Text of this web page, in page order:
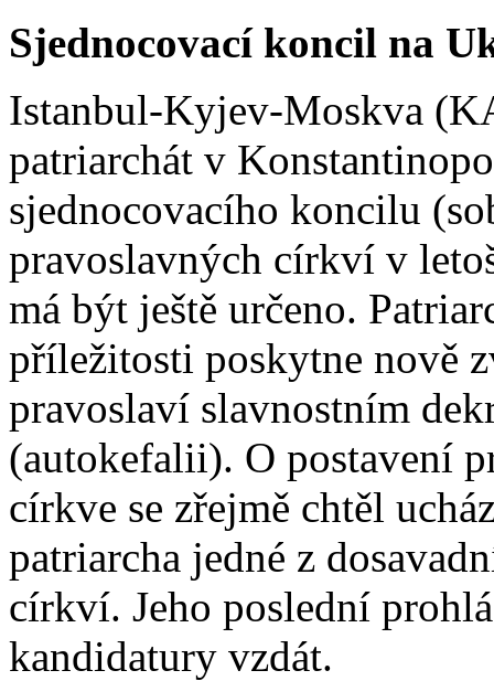
Sjednocovací koncil na
Istanbul-Kyjev-Moskva
patriarchát v
sjednocovacího koncilu
pravoslavných církví v
má být ještě určeno.
příležitosti poskytne nově
pravoslaví slavnostním
(autokefalii). O postavení
církve se zřejmě chtěl
patriarcha jedné z
církví. Jeho poslední
kandidatury vzdát.